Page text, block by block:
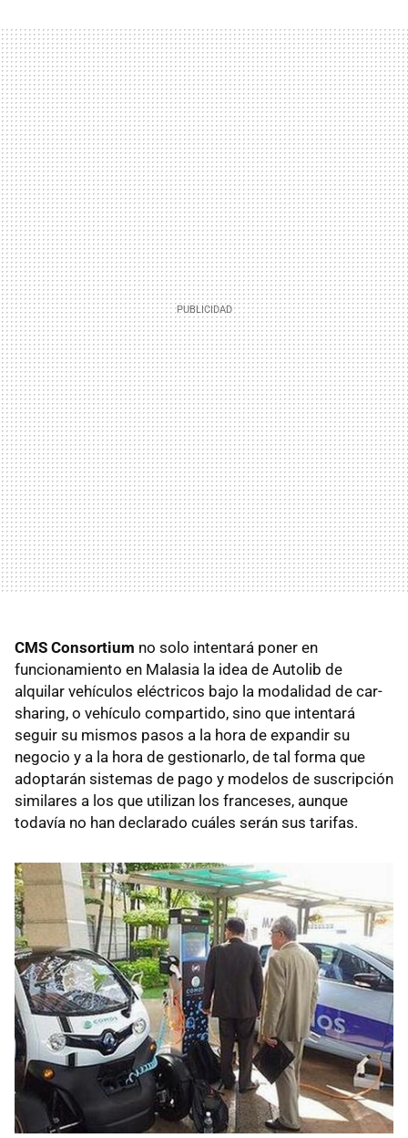
CMS Consortium no solo intentará poner en
funcionamiento en Malasia la idea de Autolib de
alquilar vehículos eléctricos bajo la modalidad de car-
sharing, o vehículo compartido, sino que intentará
seguir su mismos pasos a la hora de expandir su
negocio y a la hora de gestionarlo, de tal forma que
adoptarán sistemas de pago y modelos de suscripción
similares a los que utilizan los franceses, aunque
todavía no han declarado cuáles serán sus tarifas.